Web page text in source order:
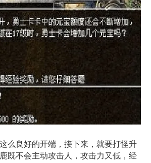
么良好的开端，接下来，就要打怪升
既不会主动攻击人，攻击力又低，经